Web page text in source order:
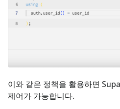
이와 같은 정책을 활용하면
제어가 가능합니다.